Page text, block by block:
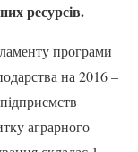
ресурсів.
програми
на 2016 –
аграрного